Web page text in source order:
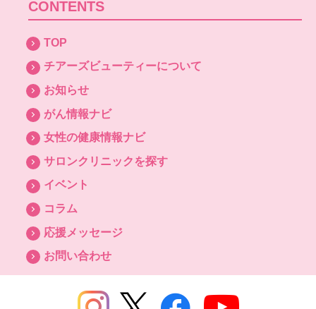
CONTENTS
TOP
チアーズビューティーについて
お知らせ
がん情報ナビ
女性の健康情報ナビ
サロンクリニックを探す
イベント
コラム
応援メッセージ
お問い合わせ